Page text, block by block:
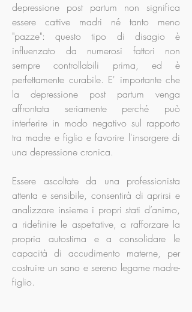
depressione post partum non significa
essere cattive madri né tanto meno
"pazze": questo tipo di disagio è
influenzato da numerosi fattori non
sempre controllabili prima, ed è
perfettamente curabile. E' importante che
la depressione post partum venga
affrontata seriamente perché può
interferire in modo negativo sul rapporto
tra madre e figlio e favorire l'insorgere di
una depressione cronica.
Essere ascoltate da una professionista
attenta e sensibile, consentirà di aprirsi e
analizzare insieme i propri stati d’animo,
a ridefinire le aspettative, a rafforzare la
propria autostima e a consolidare le
capacità di accudimento materne, per
costruire un sano e sereno legame madre-
figlio.